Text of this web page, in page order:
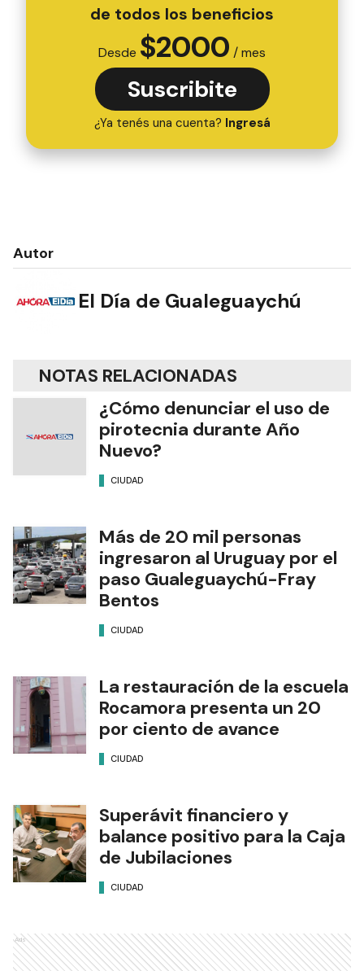
de todos los beneficios
Desde $2000 / mes
Suscribite
¿Ya tenés una cuenta? Ingresá
Autor
El Día de Gualeguaychú
NOTAS RELACIONADAS
¿Cómo denunciar el uso de
pirotecnia durante Año
Nuevo?
CIUDAD
Más de 20 mil personas
ingresaron al Uruguay por el
paso Gualeguaychú-Fray
Bentos
CIUDAD
La restauración de la escuela
Rocamora presenta un 20
por ciento de avance
CIUDAD
Superávit financiero y
balance positivo para la Caja
de Jubilaciones
CIUDAD
Ads